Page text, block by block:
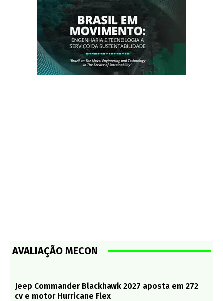
AVALIAÇÃO MECON
Jeep Commander Blackhawk 2027 aposta em 272
cv e motor Hurricane Flex